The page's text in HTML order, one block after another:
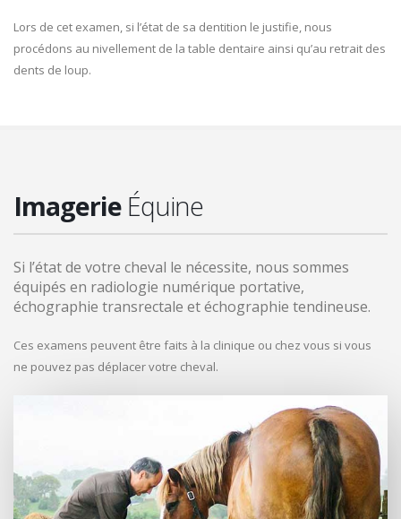
Lors de cet examen, si l’état de sa dentition le justifie, nous
procédons au nivellement de la table dentaire ainsi qu’au retrait des
dents de loup.
Imagerie Équine
Si l’état de votre cheval le nécessite, nous sommes
équipés en radiologie numérique portative,
échographie transrectale et échographie tendineuse.
Ces examens peuvent être faits à la clinique ou chez vous si vous
ne pouvez pas déplacer votre cheval.